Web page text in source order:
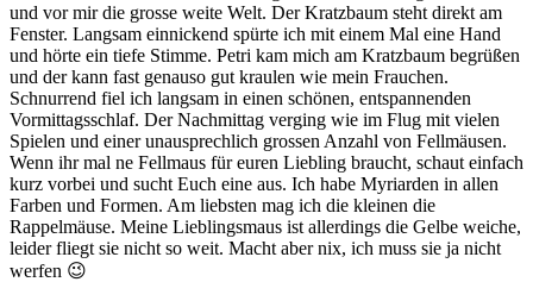
und vor mir die grosse weite Welt. Der Kratzbaum steht direkt am
Fenster. Langsam einnickend spürte ich mit einem Mal eine Hand
und hörte ein tiefe Stimme. Petri kam mich am Kratzbaum begrüßen
und der kann fast genauso gut kraulen wie mein Frauchen.
Schnurrend fiel ich langsam in einen schönen, entspannenden
Vormittagsschlaf. Der Nachmittag verging wie im Flug mit vielen
Spielen und einer unausprechlich grossen Anzahl von Fellmäusen.
Wenn ihr mal ne Fellmaus für euren Liebling braucht, schaut einfach
kurz vorbei und sucht Euch eine aus. Ich habe Myriarden in allen
Farben und Formen. Am liebsten mag ich die kleinen die
Rappelmäuse. Meine Lieblingsmaus ist allerdings die Gelbe weiche,
leider fliegt sie nicht so weit. Macht aber nix, ich muss sie ja nicht
werfen 😉